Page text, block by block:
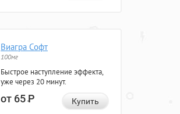
Виагра Софт
100мг
Быстрое наступление эффекта,
уже через 20 минут.
от 65Р Купить